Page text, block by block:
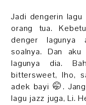
Jadi dengerin
orang tua.
denger lagunya
soalnya. Dan
lagunya dia.
bittersweet, lho,
adek bayi 🤭.
lagu jazz juga, Li.